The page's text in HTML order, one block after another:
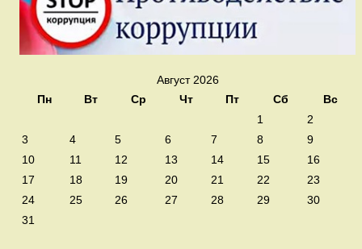
Август 2026
Пн
Вт Ср Чт Пт Сб
Вс
1
2
3
4 5 6 7 8
9
10
11 12 13 14 15
16
17
18 19 20 21 22
23
24
25 26 27 28 29
30
31